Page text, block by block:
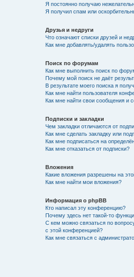
Я постоянно получаю
Я получил спам или
Друзья и недруги
Что означают списки друзей и
Как мне добавлять/удалять
Поиск по форумам
Как мне выполнить поиск по
Почему мой поиск не даёт
В результате моего поиска я
Как мне найти пользователя
Как мне найти свои сообщения и
Подписки и закладки
Чем закладки отличаются от
Как мне сделать закладку или
Как мне подписаться на
Как мне отказаться от подписки?
Вложения
Какие вложения разрешены на
Как мне найти мои вложения?
Информация о phpBB
Кто написал эту конференцию?
Почему здесь нет такой-то
С кем можно связаться по
с этой конференцией?
Как мне связаться с